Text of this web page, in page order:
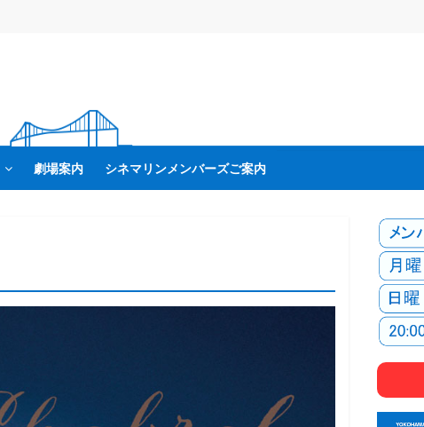
劇場案内 シネマリンメンバーズご案内